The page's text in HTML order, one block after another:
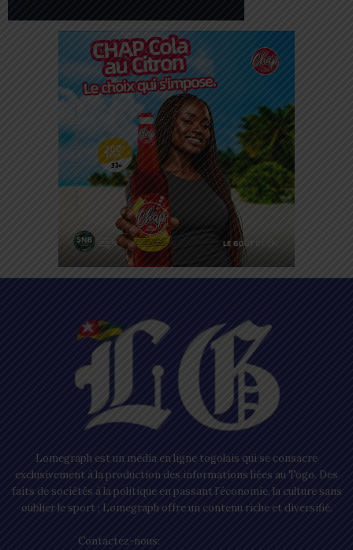
Lomegraph est un média en ligne togolais qui se consacre
exclusivement à la production des informations liées au Togo. Des
faits de sociétés à la politique en passant l’économie, la culture sans
oublier le sport ; Lomegraph offre un contenu riche et diversifié.
Contactez-nous: